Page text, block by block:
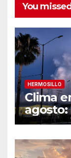
You missed
HERMOSILLO
Clima
agosto:
de